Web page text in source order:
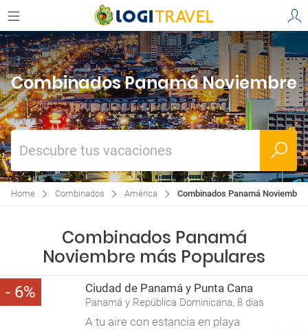
Combinados Panamá Noviembre
Descubre tus vacaciones
Home Combinados América Combinados Panamá Noviembre
Combinados Panamá
Noviembre más Populares
6 Ciudad de Panamá y Punta Cana
Panamá y República Dominicana, 8 días
A tu aire con estancia en playa